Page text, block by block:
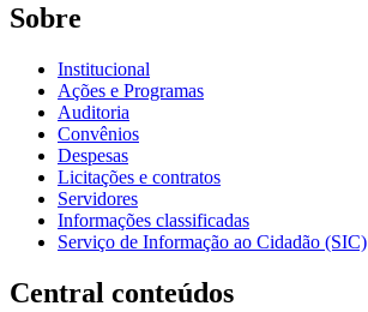
Sobre
Institucional
Ações e Programas
Auditoria
Convênios
Despesas
Licitações e contratos
Servidores
Informações classificadas
Serviço de Informação ao Cidadão (SIC)
Central conteúdos